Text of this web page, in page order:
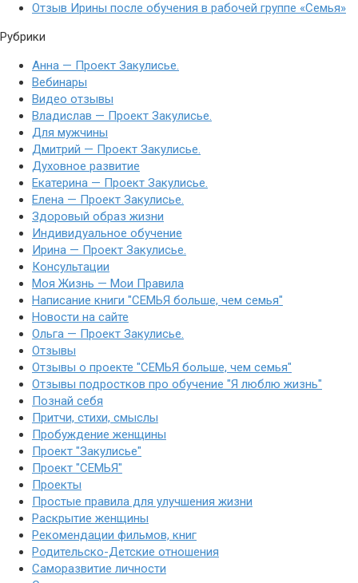
Отзыв Ирины после обучения в рабочей группе «Семья»
Рубрики
Анна — Проект Закулисье.
Вебинары
Видео отзывы
Владислав — Проект Закулисье.
Для мужчины
Дмитрий — Проект Закулисье.
Духовное развитие
Екатерина — Проект Закулисье.
Елена — Проект Закулисье.
Здоровый образ жизни
Индивидуальное обучение
Ирина — Проект Закулисье.
Консультации
Моя Жизнь — Мои Правила
Написание книги "СЕМЬЯ больше, чем семья"
Новости на сайте
Ольга — Проект Закулисье.
Отзывы
Отзывы о проекте "СЕМЬЯ больше, чем семья"
Отзывы подростков про обучение "Я люблю жизнь"
Познай себя
Притчи, стихи, смыслы
Пробуждение женщины
Проект "Закулисье"
Проект "СЕМЬЯ"
Проекты
Простые правила для улучшения жизни
Раскрытие женщины
Рекомендации фильмов, книг
Родительско-Детские отношения
Саморазвитие личности